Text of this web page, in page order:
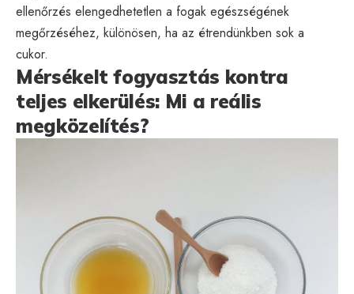
ellenőrzés elengedhetetlen a fogak egészségének
megőrzéséhez, különösen, ha az étrendünkben sok a
cukor.
Mérsékelt fogyasztás kontra
teljes elkerülés: Mi a reális
megközelítés?